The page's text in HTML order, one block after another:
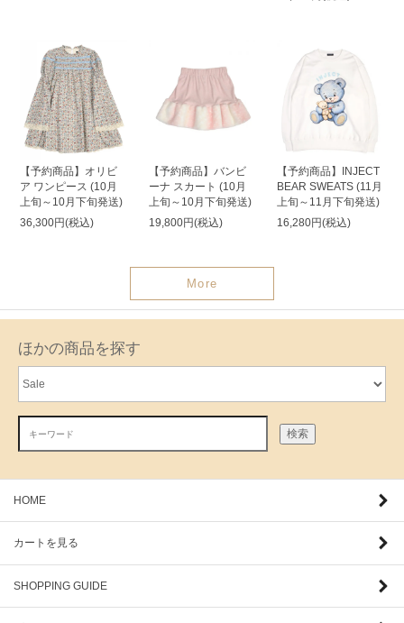
【予約商品】オリビ
ア ワンピース (10月
上旬～10月下旬発送)
36,300円(税込)
【予約商品】バンビ
ーナ スカート (10月
上旬～10月下旬発送)
19,800円(税込)
【予約商品】INJECT
BEAR SWEATS (11月
上旬～11月下旬発送)
16,280円(税込)
More
ほかの商品を探す
検索
HOME
カートを見る
SHOPPING GUIDE